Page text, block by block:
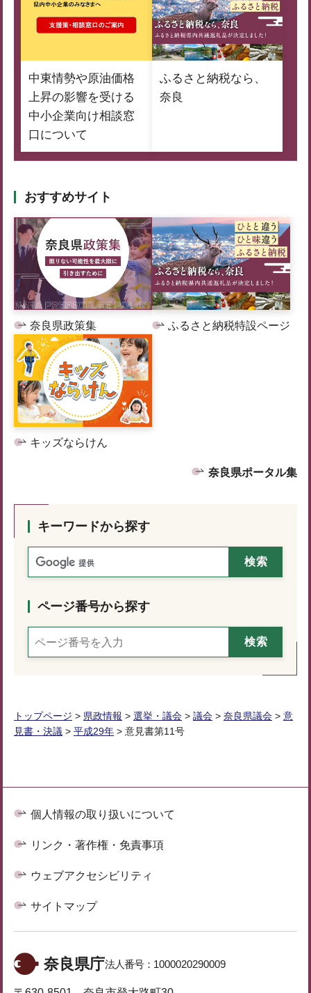
中東情勢や原油価格
上昇の影響を受ける
中小企業向け相談窓
口について
ふるさと納税なら、
奈良
おすすめサイト
奈良県政策集 ふるさと納税特設ページ
キッズならけん
奈良県ポータル集
キーワードから探す
ページ番号から探す
トップページ > 県政情報 > 選挙・議会 > 議会 > 奈良県議会 > 意
見書・決議 > 平成29年 > 意見書第11号
個人情報の取り扱いについて
リンク・著作権・免責事項
ウェブアクセシビリティ
サイトマップ
奈良県庁法人番号： 1000020290009